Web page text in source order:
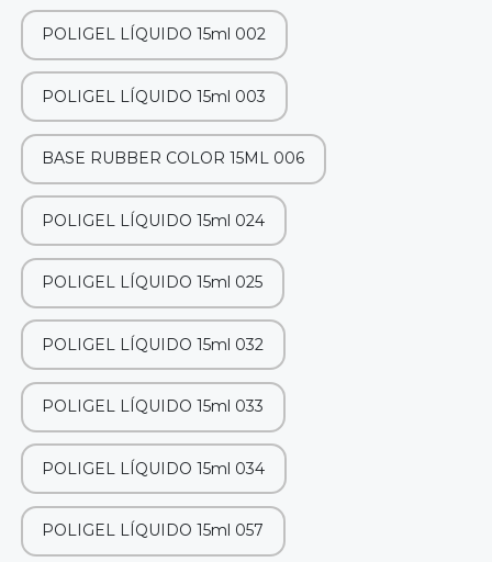
POLIGEL LÍQUIDO 15ml 002
POLIGEL LÍQUIDO 15ml 003
BASE RUBBER COLOR 15ML 006
POLIGEL LÍQUIDO 15ml 024
POLIGEL LÍQUIDO 15ml 025
POLIGEL LÍQUIDO 15ml 032
POLIGEL LÍQUIDO 15ml 033
POLIGEL LÍQUIDO 15ml 034
POLIGEL LÍQUIDO 15ml 057